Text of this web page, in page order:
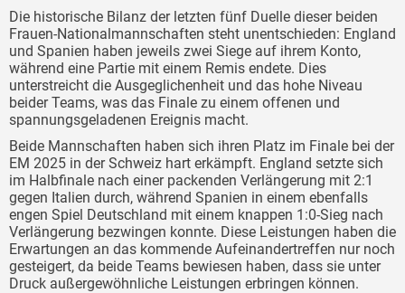
Die historische Bilanz der letzten fünf Duelle dieser beiden
Frauen-Nationalmannschaften steht unentschieden: England
und Spanien haben jeweils zwei Siege auf ihrem Konto,
während eine Partie mit einem Remis endete. Dies
unterstreicht die Ausgeglichenheit und das hohe Niveau
beider Teams, was das Finale zu einem offenen und
spannungsgeladenen Ereignis macht.
Beide Mannschaften haben sich ihren Platz im Finale bei der
EM 2025 in der Schweiz hart erkämpft. England setzte sich
im Halbfinale nach einer packenden Verlängerung mit 2:1
gegen Italien durch, während Spanien in einem ebenfalls
engen Spiel Deutschland mit einem knappen 1:0-Sieg nach
Verlängerung bezwingen konnte. Diese Leistungen haben die
Erwartungen an das kommende Aufeinandertreffen nur noch
gesteigert, da beide Teams bewiesen haben, dass sie unter
Druck außergewöhnliche Leistungen erbringen können.